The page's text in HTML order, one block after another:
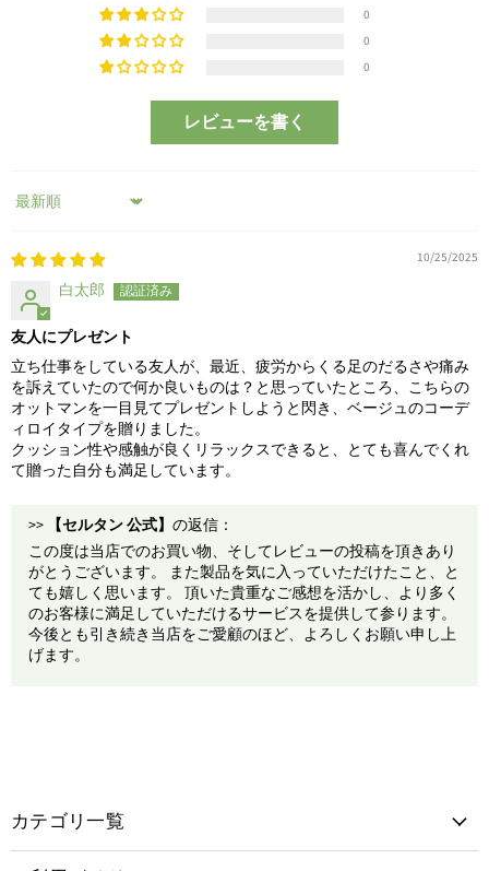
0
0
0
レビューを書く
Sort by
10/25/2025
白太郎
友人にプレゼント
立ち仕事をしている友人が、最近、疲労からくる足のだるさや痛み
を訴えていたので何か良いものは？と思っていたところ、こちらの
オットマンを一目見てプレゼントしようと閃き、ベージュのコーデ
ィロイタイプを贈りました。
クッション性や感触が良くリラックスできると、とても喜んでくれ
て贈った自分も満足しています。
>> 【セルタン 公式】 の返信：
この度は当店でのお買い物、そしてレビューの投稿を頂きあり
がとうございます。 また製品を気に入っていただけたこと、と
ても嬉しく思います。 頂いた貴重なご感想を活かし、より多く
のお客様に満足していただけるサービスを提供して参ります。
今後とも引き続き当店をご愛顧のほど、よろしくお願い申し上
げます。
カテゴリ一覧